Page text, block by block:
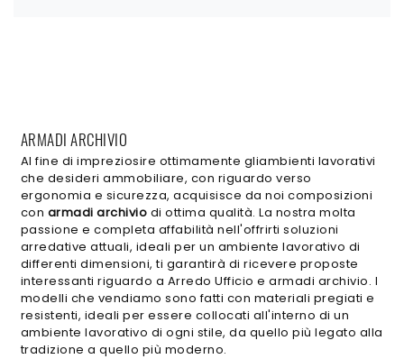
ARMADI ARCHIVIO
Al fine di impreziosire ottimamente gliambienti lavorativi
che desideri ammobiliare, con riguardo verso
ergonomia e sicurezza, acquisisce da noi composizioni
con armadi archivio di ottima qualità. La nostra molta
passione e completa affabilità nell'offrirti soluzioni
arredative attuali, ideali per un ambiente lavorativo di
differenti dimensioni, ti garantirà di ricevere proposte
interessanti riguardo a Arredo Ufficio e armadi archivio. I
modelli che vendiamo sono fatti con materiali pregiati e
resistenti, ideali per essere collocati all'interno di un
ambiente lavorativo di ogni stile, da quello più legato alla
tradizione a quello più moderno.